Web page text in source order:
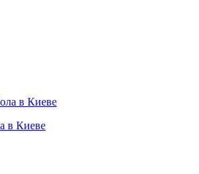
в Киеве